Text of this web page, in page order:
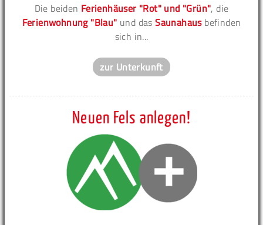
Die beiden Ferienhäuser "Rot" und "Grün", die
Ferienwohnung "Blau" und dasSaunahausbefinden
sich in...
zur Unterkunft
Neuen Fels anlegen!